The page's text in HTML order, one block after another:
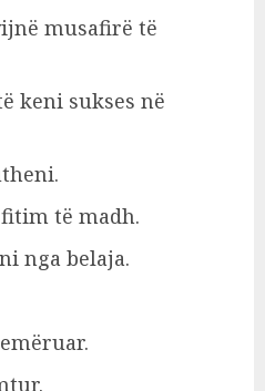
musafirë të
keni sukses në
të madh.
nga belaja.